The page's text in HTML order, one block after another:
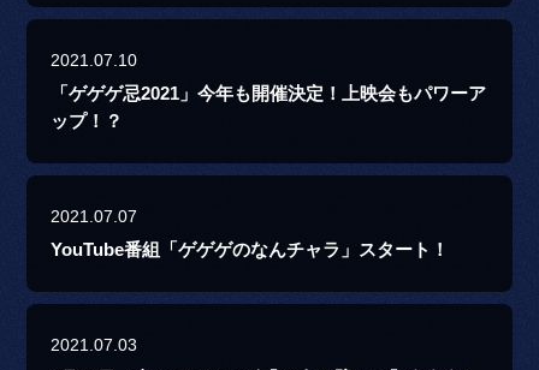
2021.07.10
「ゲゲゲ忌2021」今年も開催決定！上映会もパワーア
ップ！？
2021.07.07
YouTube番組「ゲゲゲのなんチャラ」スタート！
2021.07.03